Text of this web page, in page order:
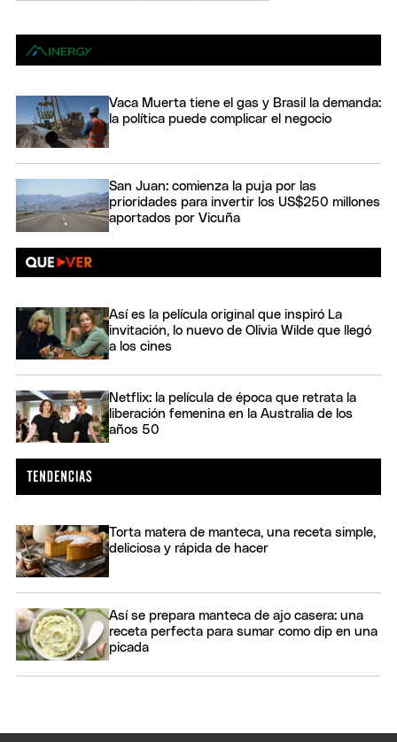
Vaca Muerta tiene el gas y Brasil la demanda:
la política puede complicar el negocio
San Juan: comienza la puja por las
prioridades para invertir los US$250 millones
aportados por Vicuña
Así es la película original que inspiró La
invitación, lo nuevo de Olivia Wilde que llegó
a los cines
Netflix: la película de época que retrata la
liberación femenina en la Australia de los
años 50
Torta matera de manteca, una receta simple,
deliciosa y rápida de hacer
Así se prepara manteca de ajo casera: una
receta perfecta para sumar como dip en una
picada